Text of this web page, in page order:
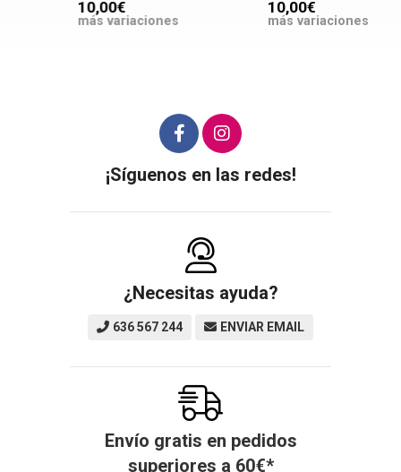
más variaciones más variaciones
¡Síguenos en las redes!
¿Necesitas ayuda?
636 567 244 ENVIAR EMAIL
Envío gratis en pedidos
superiores a 60€*